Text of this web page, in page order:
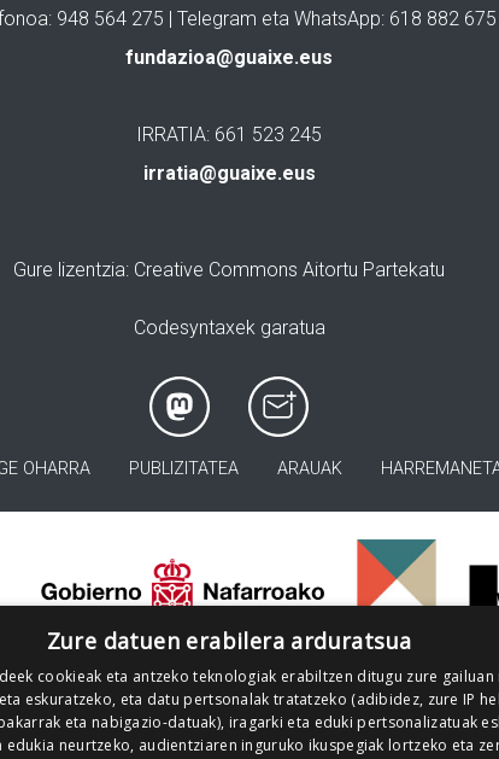
948 564 275 | Telegram eta WhatsApp: 618 882 675
fundazioa@guaixe.eus
IRRATIA: 661 523 245
irratia@guaixe.eus
Gure lizentzia: Creative Commons Aitortu Partekatu
Codesyntaxek garatua
OHARRA PUBLIZITATEA ARAUAK
Zure datuen erabilera arduratsua
cookieak eta antzeko teknologiak erabiltzen ditugu zure
eskuratzeko, eta datu pertsonalak tratatzeko (adibidez, zure IP
eta nabigazio-datuak), iragarki eta eduki pertsonalizatuak
edukia neurtzeko, audientziaren inguruko ikuspegiak lortzeko eta